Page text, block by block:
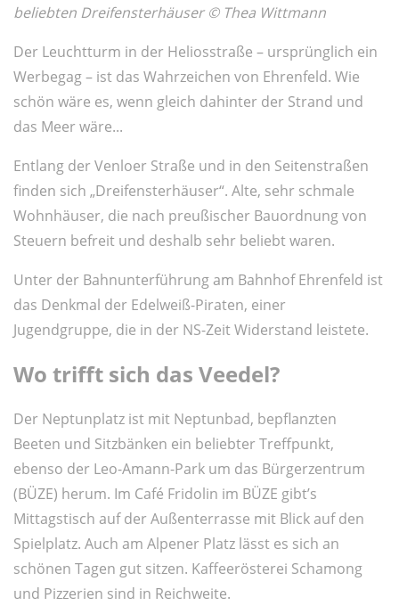
beliebten Dreifensterhäuser © Thea Wittmann
Der Leuchtturm in der Heliosstraße – ursprünglich ein
Werbegag – ist das Wahrzeichen von Ehrenfeld. Wie
schön wäre es, wenn gleich dahinter der Strand und
das Meer wäre...
Entlang der Venloer Straße und in den Seitenstraßen
finden sich „Dreifensterhäuser“. Alte, sehr schmale
Wohnhäuser, die nach preußischer Bauordnung von
Steuern befreit und deshalb sehr beliebt waren.
Unter der Bahnunterführung am Bahnhof Ehrenfeld ist
das Denkmal der Edelweiß-Piraten, einer
Jugendgruppe, die in der NS-Zeit Widerstand leistete.
Wo trifft sich das Veedel?
Der Neptunplatz ist mit Neptunbad, bepflanzten
Beeten und Sitzbänken ein beliebter Treffpunkt,
ebenso der Leo-Amann-Park um das Bürgerzentrum
(BÜZE) herum. Im Café Fridolin im BÜZE gibt’s
Mittagstisch auf der Außenterrasse mit Blick auf den
Spielplatz. Auch am Alpener Platz lässt es sich an
schönen Tagen gut sitzen. Kaffeerösterei Schamong
und Pizzerien sind in Reichweite.